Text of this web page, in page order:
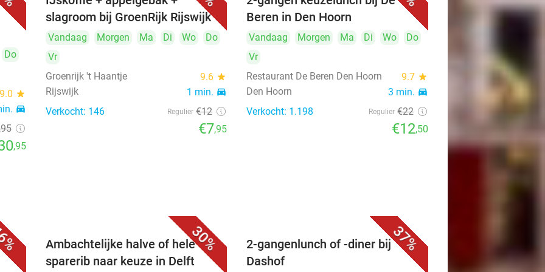
Do
star
directions_car
,95
slagroom bij GroenRijk Rijswijk
Vandaag Morgen Ma Di Wo
Do
Vr
Groenrijk 't Haantje
9.6 star
Rijswijk 1 min. directions_car
Verkocht: 146 Regulier €12
€7,95
Beren in Den Hoorn
Vandaag Morgen Ma Di Wo
Do
Vr
Restaurant De Beren Den Hoorn
9.7 star
Den Hoorn 3 min. directions_car
Verkocht: 1.198 Regulier €22
€12,50
30%
Ambachtelijke halve of hele
sparerib naar keuze in Delft
37%
2-gangenlunch of -diner bij
Dashof